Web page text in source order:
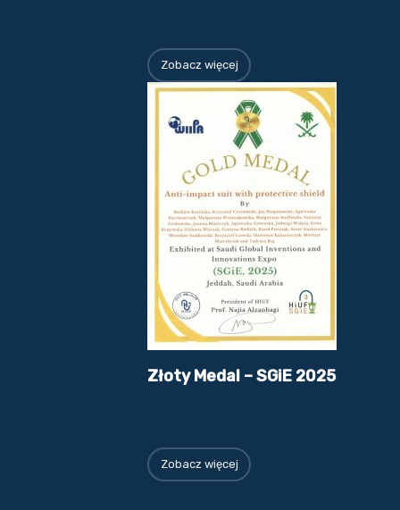
Zobacz więcej
Złoty Medal – SGiE 2025
Zobacz więcej